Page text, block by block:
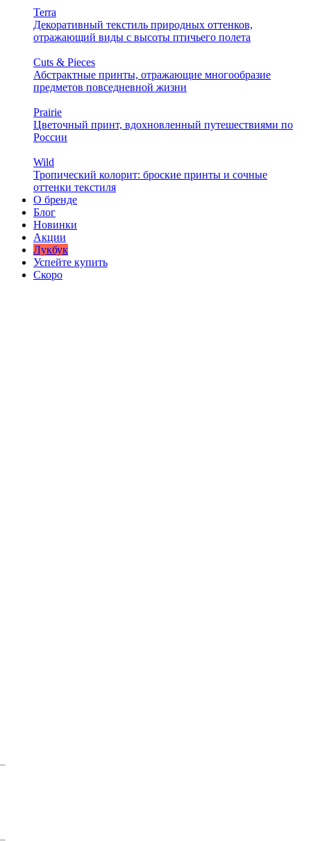
Terra
Декоративный текстиль природных оттенков,
отражающий виды с высоты птичьего полета
Cuts & Pieces
Абстрактные принты, отражающие многообразие
предметов повседневной жизни
Prairie
Цветочный принт, вдохновленный путешествиями по
России
Wild
Тропический колорит: броские принты и сочные
оттенки текстиля
О бренде
Блог
Новинки
Акции
Лукбук
Успейте купить
Скоро